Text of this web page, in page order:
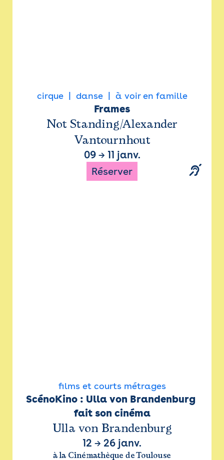
cirque danse à voir en famille
Frames
Not Standing/Alexander
Vantournhout
09→ 11 janv.
Réserver
films et courts métrages
ScénoKino : Ulla von Brandenburg
fait son cinéma
Ulla von Brandenburg
12 → 26 janv.
à la Cinémathèque de Toulouse